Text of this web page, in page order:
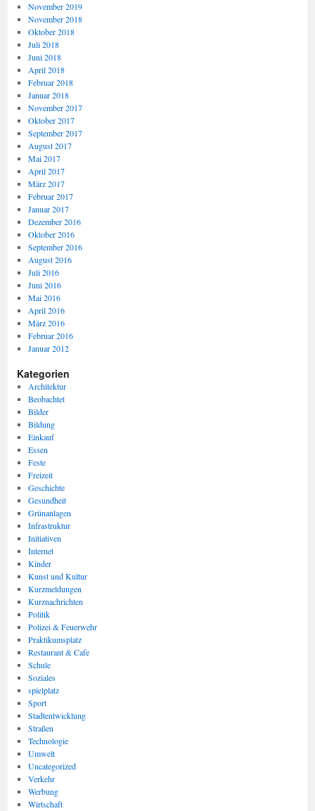
November 2019
November 2018
Oktober 2018
Juli 2018
Juni 2018
April 2018
Februar 2018
Januar 2018
November 2017
Oktober 2017
September 2017
August 2017
Mai 2017
April 2017
März 2017
Februar 2017
Januar 2017
Dezember 2016
Oktober 2016
September 2016
August 2016
Juli 2016
Juni 2016
Mai 2016
April 2016
März 2016
Februar 2016
Januar 2012
Kategorien
Architektur
Beobachtet
Bilder
Bildung
Einkauf
Essen
Feste
Freizeit
Geschichte
Gesundheit
Grünanlagen
Infrastruktur
Initiativen
Internet
Kinder
Kunst und Kultur
Kurzmeldungen
Kurznachrichten
Politik
Polizei & Feuerwehr
Praktikumsplatz
Restaurant & Cafe
Schule
Soziales
spielplatz
Sport
Stadtentwicklung
Straßen
Technologie
Umwelt
Uncategorized
Verkehr
Werbung
Wirtschaft